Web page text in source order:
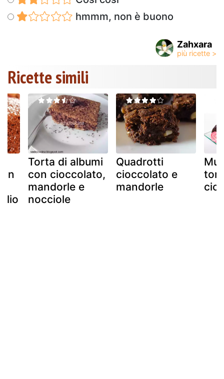
hmmm, non è buono
Zahxara
Ricette simili
Torta di albumi
con cioccolato,
mandorle e
nocciole
Quadrotti
cioccolato e
mandorle